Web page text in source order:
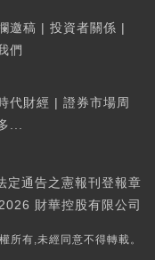
邀稿 | 投資者關係 |
們
代財經 | 證券市場周
...
定通告之憲報刊登報章
財華控股有限公司
所有,未經同意不得轉載。